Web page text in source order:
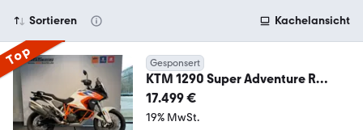
Sortieren Kachelansicht
Top Gesponsert
KTM 1290 Super Adventure R
+Garantie 48 Monate
17.499 €
19% MwSt.